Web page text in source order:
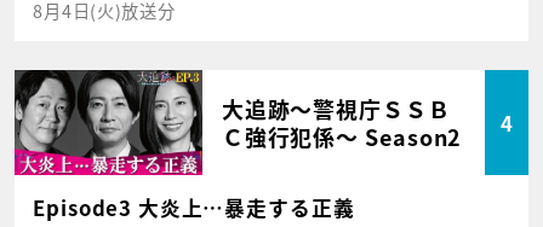
8月4日(火)放送分
大追跡～警視庁ＳＳＢ
Ｃ強行犯係～ Season2
4
Episode3 大炎上…暴走する正義